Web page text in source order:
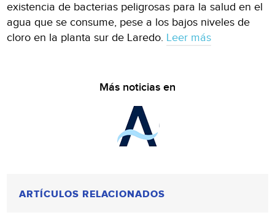
existencia de bacterias peligrosas para la salud en el
agua que se consume, pese a los bajos niveles de
cloro en la planta sur de Laredo. Leer más
Más noticias en
ARTÍCULOS RELACIONADOS